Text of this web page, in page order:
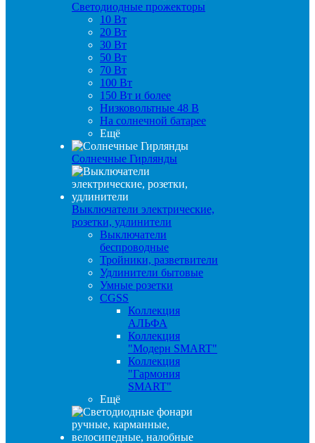
Светодиодные прожекторы
10 Вт
20 Вт
30 Вт
50 Вт
70 Вт
100 Вт
150 Вт и более
Низковольтные 48 В
На солнечной батарее
Ещё
Солнечные Гирлянды
Выключатели электрические,
розетки, удлинители
Выключатели
беспроводные
Тройники, разветвители
Удлинители бытовые
Умные розетки
CGSS
Коллекция
АЛЬФА
Коллекция
"Модерн SMART"
Коллекция
"Гармония
SMART"
Ещё